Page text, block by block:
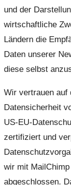
und der
wirtschaftliche
Ländern die
Daten unserer
diese selbst
Wir vertrauen auf
Datensicherheit
US-EU-
zertifiziert und
wir mit MailChimp
abgeschlossen.